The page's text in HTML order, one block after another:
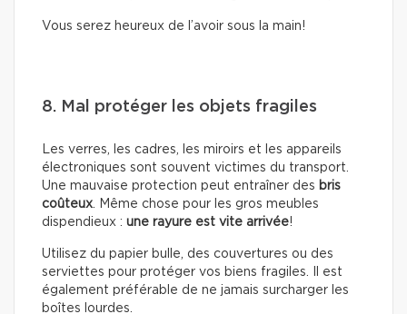
Vous serez heureux de l’avoir sous la main!
8. Mal protéger les objets fragiles
Les verres, les cadres, les miroirs et les appareils
électroniques sont souvent victimes du transport.
Une mauvaise protection peut entraîner des bris
coûteux. Même chose pour les gros meubles
dispendieux : une rayure est vite arrivée!
Utilisez du papier bulle, des couvertures ou des
serviettes pour protéger vos biens fragiles. Il est
également préférable de ne jamais surcharger les
boîtes lourdes.